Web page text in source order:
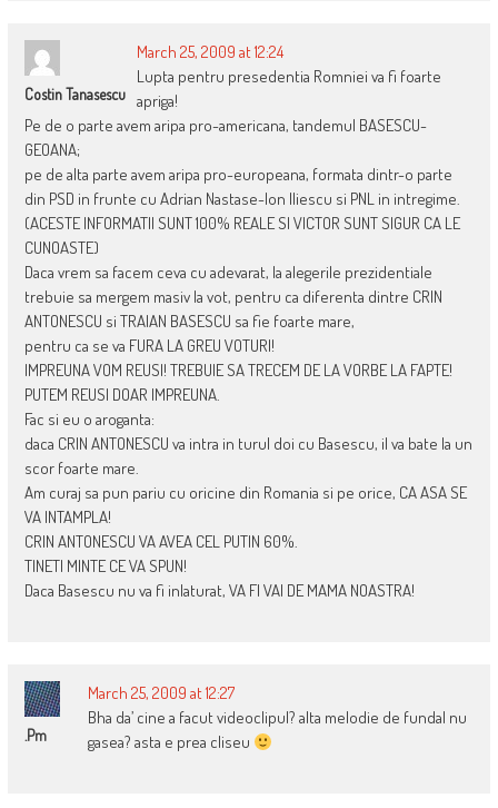
Costin Tanasescu
March 25, 2009 at 12:24
Lupta pentru presedentia Romniei va fi foarte
apriga!
Pe de o parte avem aripa pro-americana, tandemul BASESCU-
GEOANA;
pe de alta parte avem aripa pro-europeana, formata dintr-o parte
din PSD in frunte cu Adrian Nastase-Ion Iliescu si PNL in intregime.
(ACESTE INFORMATII SUNT 100% REALE SI VICTOR SUNT SIGUR CA LE
CUNOASTE)
Daca vrem sa facem ceva cu adevarat, la alegerile prezidentiale
trebuie sa mergem masiv la vot, pentru ca diferenta dintre CRIN
ANTONESCU si TRAIAN BASESCU sa fie foarte mare,
pentru ca se va FURA LA GREU VOTURI!
IMPREUNA VOM REUSI! TREBUIE SA TRECEM DE LA VORBE LA FAPTE!
PUTEM REUSI DOAR IMPREUNA.
Fac si eu o aroganta:
daca CRIN ANTONESCU va intra in turul doi cu Basescu, il va bate la un
scor foarte mare.
Am curaj sa pun pariu cu oricine din Romania si pe orice, CA ASA SE
VA INTAMPLA!
CRIN ANTONESCU VA AVEA CEL PUTIN 60%.
TINETI MINTE CE VA SPUN!
Daca Basescu nu va fi inlaturat, VA FI VAI DE MAMA NOASTRA!
.pm
March 25, 2009 at 12:27
Bha da’ cine a facut videoclipul? alta melodie de fundal nu
gasea? asta e prea cliseu